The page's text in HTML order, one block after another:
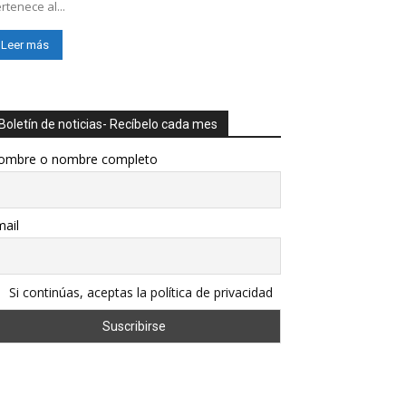
al...
Leer más
Boletín de noticias- Recíbelo cada mes
o nombre completo
Si continúas, aceptas la política de privacidad